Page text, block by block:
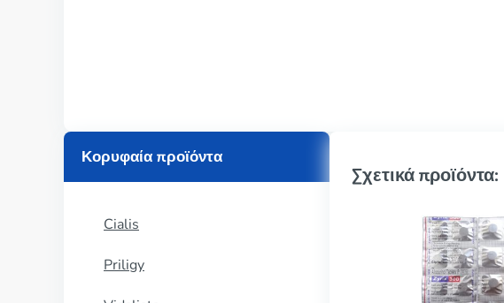
Κορυφαία προϊόντα
Cialis
Priligy
Σχετικά προϊόντα: